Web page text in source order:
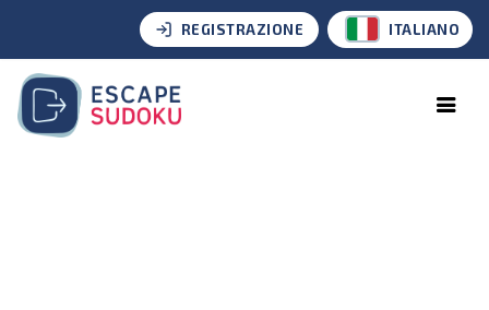
REGISTRAZIONE ITALIANO